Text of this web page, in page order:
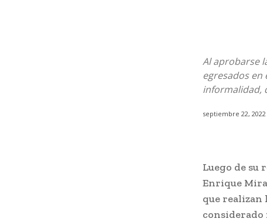
Al aprobarse
egresados en
informalidad,
septiembre 22, 2022
Luego de su
Enrique
que realizan